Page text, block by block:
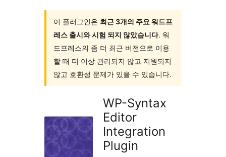
이 플러그인은 최근 3개의 주요 워드프
레스 출시와 시험 되지 않았습니다. 워
드프레스의 좀 더 최근 버전으로 이용
할 때 더 이상 관리되지 않고 지원되지
않고 호환성 문제가 있을 수 있습니다.
WP-Syntax
Editor
Integration
Plugin